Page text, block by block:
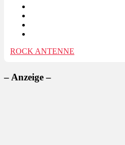
ROCK ANTENNE
– Anzeige –